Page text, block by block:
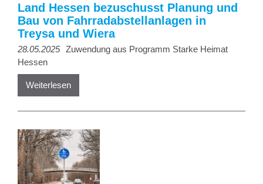
Land Hessen bezuschusst Planung und
Bau von Fahrradabstellanlagen in
Treysa und Wiera
28.05.2025 Zuwendung aus Programm Starke Heimat
Hessen
Weiterlesen